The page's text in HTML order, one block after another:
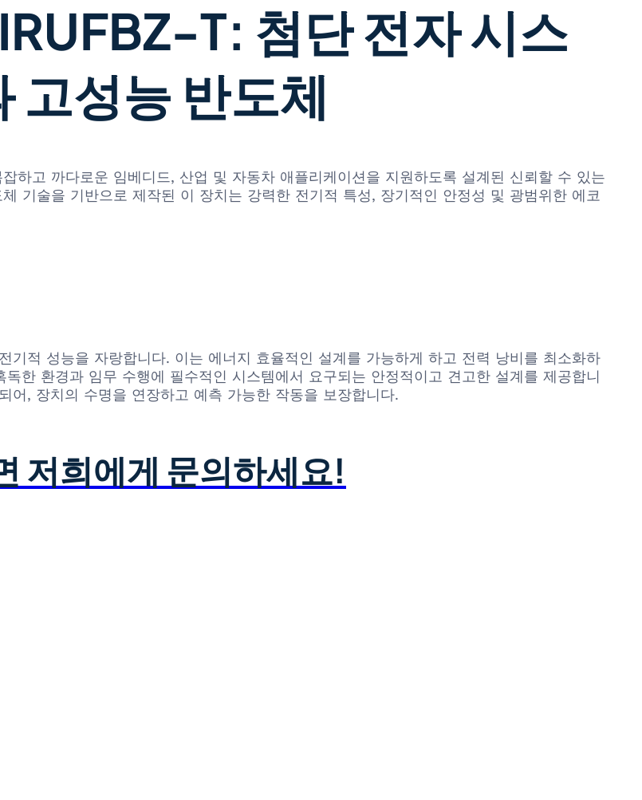
T: 첨단 전자 시스
고성능 반도체
고 까다로운 임베디드, 산업 및 자동차 애플리케이션을 지원하도록 설계된 신뢰할 수 있는
기술을 기반으로 제작된 이 장치는 강력한 전기적 특성, 장기적인 안정성 및 광범위한 에코
기적 성능을 자랑합니다. 이는 에너지 효율적인 설계를 가능하게 하고 전력 낭비를 최소화하
한 환경과 임무 수행에 필수적인 시스템에서 요구되는 안정적이고 견고한 설계를 제공합니
어, 장치의 수명을 연장하고 예측 가능한 작동을 보장합니다.
저희에게 문의하세요!